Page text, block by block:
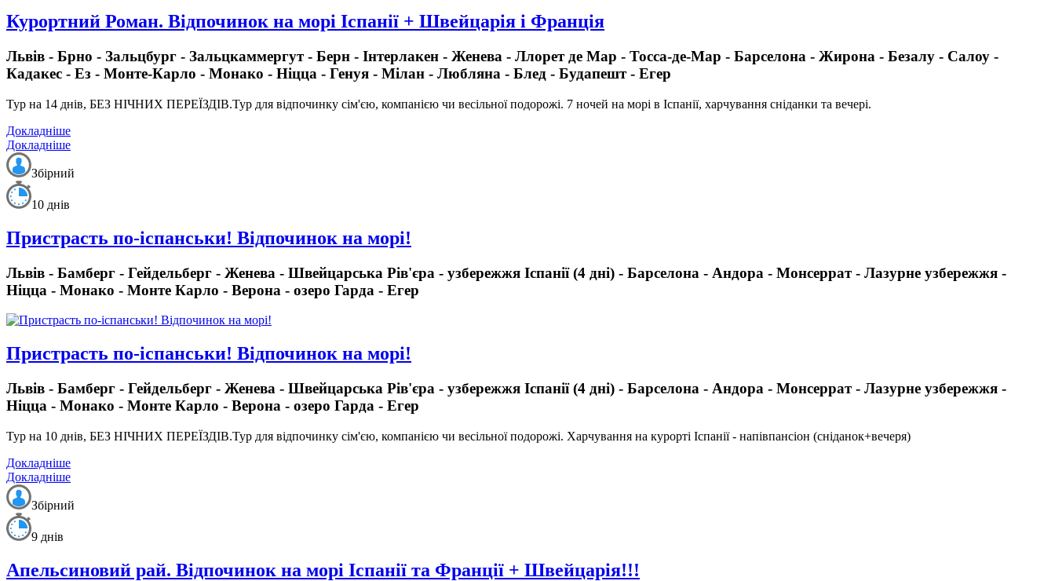
Курортний Роман. Відпочинок на морі Іспанії + Швейцарія і Франція
Львів - Брно - Зальцбург - Зальцкаммергут - Берн - Інтерлакен - Женева - Ллорет де Мар - Тосса-де-Мар - Барселона - Жирона - Безалу - Салоу -
Кадакес - Ез - Монте-Карло - Монако - Ніцца - Генуя - Мілан - Любляна - Блед - Будапешт - Егер
Тур на 14 днів, БЕЗ НІЧНИХ ПЕРЕЇЗДІВ.Тур для відпочинку сім'єю, компанією чи весільної подорожі. 7 ночей на морі в Іспанії, харчування сніданки та вечері.
Докладніше
Докладніше
Збірний
10 днів
Пристрасть по-іспанськи! Відпочинок на морі!
Львів - Бамберг - Гейдельберг - Женева - Швейцарська Рів'єра - узбережжя Іспанії (4 дні) - Барселона - Андора - Монсеррат - Лазурне узбережжя -
Ніцца - Монако - Монте Карло - Верона - озеро Гарда - Егер
Пристрасть по-іспанськи! Відпочинок на морі!
Львів - Бамберг - Гейдельберг - Женева - Швейцарська Рів'єра - узбережжя Іспанії (4 дні) - Барселона - Андора - Монсеррат - Лазурне узбережжя -
Ніцца - Монако - Монте Карло - Верона - озеро Гарда - Егер
Тур на 10 днів, БЕЗ НІЧНИХ ПЕРЕЇЗДІВ.Тур для відпочинку сім'єю, компанією чи весільної подорожі. Харчування на курорті Іспанії - напівпансіон (сніданок+вечеря)
Докладніше
Докладніше
Збірний
9 днів
Апельсиновий рай. Відпочинок на морі Іспанії та Франції + Швейцарія!!!